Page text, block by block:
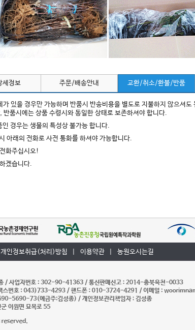
세정보 주문/배송안내 교환/취소/환불/반품
있을 경우만 가능하며 반품시 반송비용을 별도로 지불하지 않으셔도
품시에는 상품 수령시와 동일한 상태로 보존하셔야 합니다.
경우는 생물의 특성상 불가능 합니다.
아래의 전화로 사전 통화를 하셔야 가능합니다.
화주십시오!
겠습니다.
개인정보취급(처리)방침 이용약관 농원오시는길